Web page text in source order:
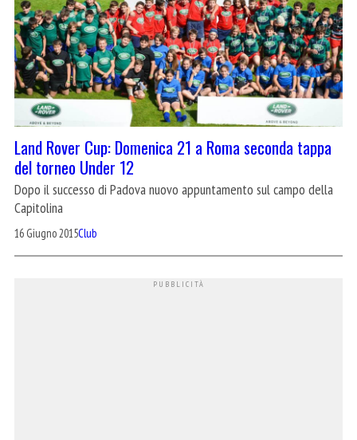
Land Rover Cup: Domenica 21 a Roma seconda tappa
del torneo Under 12
Dopo il successo di Padova nuovo appuntamento sul campo della
Capitolina
16 Giugno 2015Club